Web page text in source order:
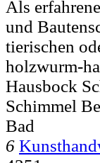
Als
und
tierischen
holzwurm-
Hausbock
Schimmel
Bad
6